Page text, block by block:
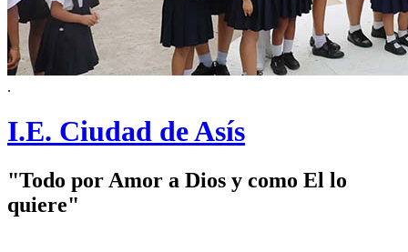
.
I.E. Ciudad de Asís
"Todo por Amor a Dios y como El lo
quiere"